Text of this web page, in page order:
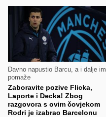
Davno napustio Barcu, a i dalje im
pomaže
Zaboravite pozive Flicka,
Laporte i Decka! Zbog
razgovora s ovim čovjekom
Rodri je izabrao Barcelonu